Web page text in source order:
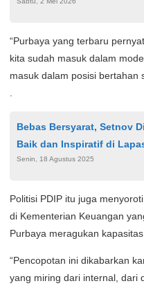
Enggak?
“Purbaya yang terbaru
kita sudah masuk dalam
masuk dalam posisi bertahan
Bebas Bersyarat, Setnov
Baik dan Inspiratif di
Senin, 18 Agustus 2025
Politisi PDIP itu juga
di Kementerian Keuangan
Purbaya meragukan
“Pencopotan ini dikabarkan
yang miring dari internal, dari